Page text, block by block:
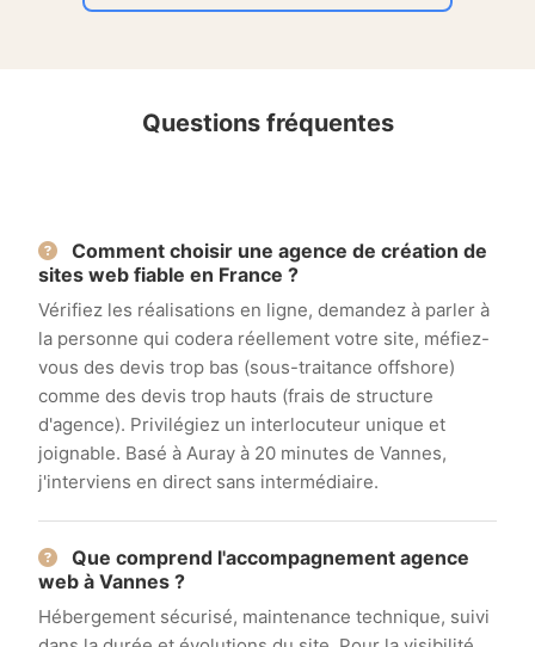
Questions fréquentes
Comment choisir une agence de création de
sites web fiable en France ?
Vérifiez les réalisations en ligne, demandez à parler à
la personne qui codera réellement votre site, méfiez-
vous des devis trop bas (sous-traitance offshore)
comme des devis trop hauts (frais de structure
d'agence). Privilégiez un interlocuteur unique et
joignable. Basé à Auray à 20 minutes de Vannes,
j'interviens en direct sans intermédiaire.
Que comprend l'accompagnement agence
web à Vannes ?
Hébergement sécurisé, maintenance technique, suivi